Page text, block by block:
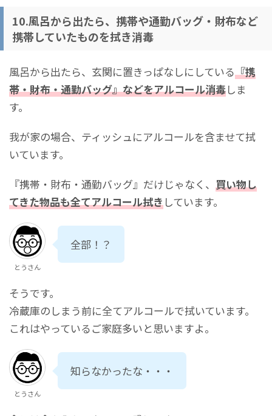
10.風呂から出たら、携帯や通勤バッグ・財布など
携帯していたものを拭き消毒
風呂から出たら、玄関に置きっぱなしにしている『携
帯・財布・通勤バッグ』などをアルコール消毒しま
す。
我が家の場合、ティッシュにアルコールを含ませて拭
いています。
『携帯・財布・通勤バッグ』だけじゃなく、 買い物し
てきた物品も全てアルコール拭きしています。
とうさん
全部！？
そうです。
冷蔵庫のしまう前に全てアルコールで拭いています。
これはやっているご家庭多いと思いますよ。
とうさん
知らなかったな・・・